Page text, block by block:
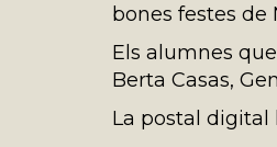
bones festes de
Els alumnes
Berta Casas,
La postal digital